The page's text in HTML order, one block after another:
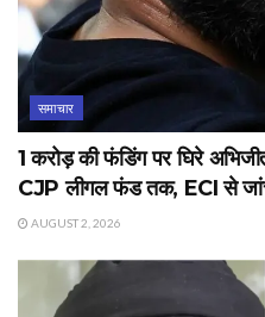
समाचार
1 करोड़ की फंडिंग पर घिरे
CJP लीगल फंड तक, ECI से
AUGUST 2, 2026